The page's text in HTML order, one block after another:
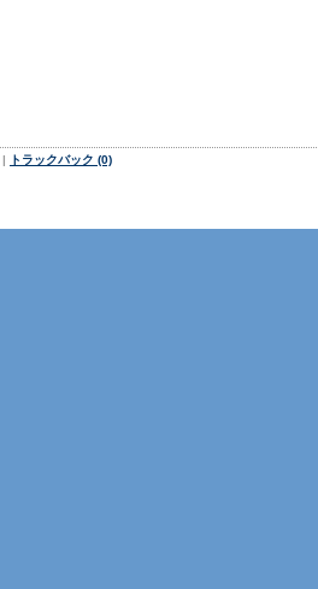
| トラックバック (0)